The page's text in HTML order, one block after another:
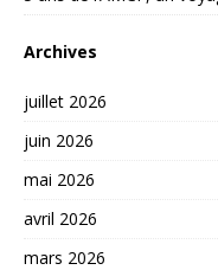
Archives
juillet 2026
juin 2026
mai 2026
avril 2026
mars 2026